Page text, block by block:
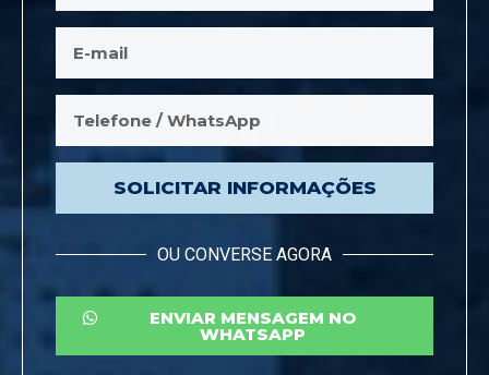
SOLICITAR INFORMAÇÕES
OU CONVERSE AGORA
ENVIAR MENSAGEM NO
WHATSAPP